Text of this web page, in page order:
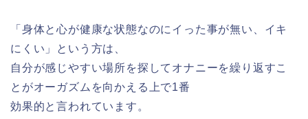
「身体と心が健康な状態なのにイった事が無い、イキ
にくい」という方は、
自分が感じやすい場所を探してオナニーを繰り返すこ
とがオーガズムを向かえる上で1番
効果的と言われています。